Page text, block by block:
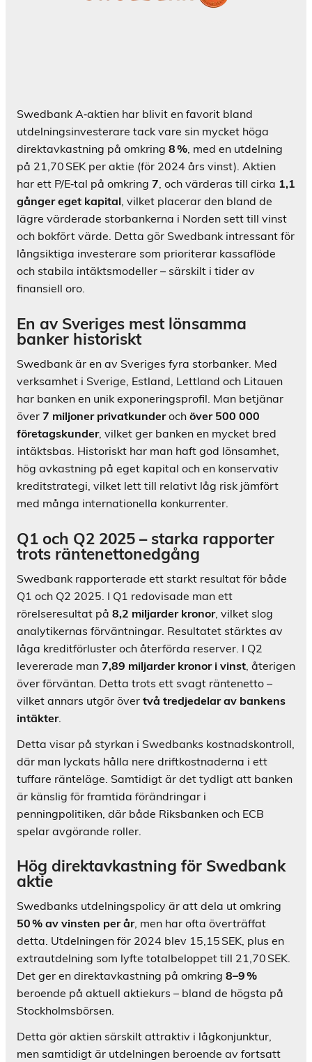
Swedbank A‑aktien har blivit en favorit bland
utdelningsinvesterare tack vare sin mycket höga
direktavkastning på omkring 8 % , med en utdelning
på 21,70 SEK per aktie (för 2024 års vinst). Aktien
har ett P/E‑tal på omkring 7 , och värderas till cirka 1,1
gånger eget kapital , vilket placerar den bland de
lägre värderade storbankerna i Norden sett till vinst
och bokfört värde. Detta gör Swedbank intressant för
långsiktiga investerare som prioriterar kassaflöde
och stabila intäktsmodeller – särskilt i tider av
finansiell oro.
En av Sveriges mest lönsamma
banker historiskt
Swedbank är en av Sveriges fyra storbanker. Med
verksamhet i Sverige, Estland, Lettland och Litauen
har banken en unik exponeringsprofil. Man betjänar
över 7 miljoner privatkunderoch över 500 000
företagskunder, vilket ger banken en mycket bred
intäktsbas. Historiskt har man haft god lönsamhet,
hög avkastning på eget kapital och en konservativ
kreditstrategi, vilket lett till relativt låg risk jämfört
med många internationella konkurrenter.
Q1 och Q2 2025 – starka rapporter
trots räntenettonedgång
Swedbank rapporterade ett starkt resultat för både
Q1 och Q2 2025. I Q1 redovisade man ett
rörelseresultat på 8,2 miljarder kronor, vilket slog
analytikernas förväntningar. Resultatet stärktes av
låga kreditförluster och återförda reserver. I Q2
levererade man 7,89 miljarder kronor i vinst , återigen
över förväntan. Detta trots ett svagt räntenetto –
vilket annars utgör över två tredjedelar av bankens
intäkter.
Detta visar på styrkan i Swedbanks kostnadskontroll,
där man lyckats hålla nere driftkostnaderna i ett
tuffare ränteläge. Samtidigt är det tydligt att banken
är känslig för framtida förändringar i
penningpolitiken, där både Riksbanken och ECB
spelar avgörande roller.
Hög direktavkastning för Swedbank
aktie
Swedbanks utdelningspolicy är att dela ut omkring
50 % av vinsten per år, men har ofta överträffat
detta. Utdelningen för 2024 blev 15,15 SEK, plus en
extrautdelning som lyfte totalbeloppet till 21,70 SEK.
Det ger en direktavkastning på omkring 8–9 %
beroende på aktuell aktiekurs – bland de högsta på
Stockholmsbörsen.
Detta gör aktien särskilt attraktiv i lågkonjunktur,
men samtidigt är utdelningen beroende av fortsatt